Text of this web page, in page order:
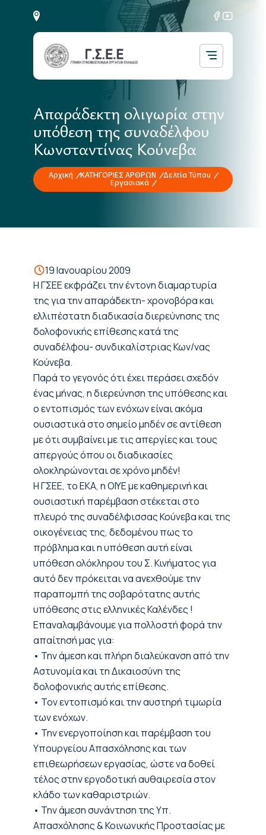
Απαράδεκτη ολιγωρία στην
υπόθεση της συναδέλφου
Κωνσταντίνας Κούνεβα
Αρχική ΚΑΤΗΓΟΡΙΕΣ ΑΡΘΡΩΝ
Δελτία Τύπου
Εργασιακά
19 Ιανουαρίου 2009
Η ΓΣΕΕ εκφράζει την έντονη διαμαρτυρία
της για την απαράδεκτη- χρονοβόρα και
ελλιπέστατη διαδικασία διερεύνησης της
δολοφονικής επίθεσης κατά της
συναδέλφοu- συνδικαλίστριας Κων/νας
Κούνεβα.
Παρά το γεγονός ότι έχει περάσει σχεδόν
ένας μήνας, η διερεύνηση της υπόθεσης και
ο εντοπισμός των ενόχων είναι ακόμα
ουσιαστικά στο σημείο μηδέν σε αντίθεση
με ότι συμβαίνει με τις απεργίες και τους
απεργούς όπου οι διαδικασίες
ολοκληρώνονται σε χρόνο μηδέν!
Η ΓΣΕΕ, το ΕΚΑ, η ΟΙΥΕ με καθημερινή και
ουσιαστική παρέμβαση στέκεται στο
πλευρό της συναδέλφισσας Κούνεβα και της
οικογένειας της, δεδομένου πως το
πρόβλημα και η υπόθεση αυτή είναι
υπόθεση ολόκληρου του Σ. Κινήματος για
αυτό δεν πρόκειται να ανεχθούμε την
παραπομπή της σοβαρότατης αυτής
υπόθεσης στις ελληνικές Καλένδες !
Επαναλαμβάνουμε για πολλοστή φορά την
απαίτησή μας για:
• Την άμεση και πλήρη διαλεύκανση από την
Αστυνομία και τη Δικαιοσύνη της
δολοφονικής αυτής επίθεσης.
• Τον εντοπισμό και την αυστηρή τιμωρία
των ενόχων.
• Την ενεργοποίηση και παρέμβαση του
Υπουργείου Απασχόλησης και των
επιθεωρήσεων εργασίας, ώστε να δοθεί
τέλος στην εργοδοτική αυθαιρεσία στον
κλάδο των καθαριστριών.
• Την άμεση συνάντηση της Υπ.
Απασχόλησης & Κοινωνικής Προστασίας με